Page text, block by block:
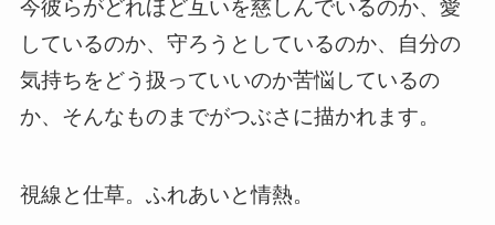
今彼らがどれほど互いを慈しんでいるのか、愛
しているのか、守ろうとしているのか、自分の
気持ちをどう扱っていいのか苦悩しているの
か、そんなものまでがつぶさに描かれます。
視線と仕草。ふれあいと情熱。